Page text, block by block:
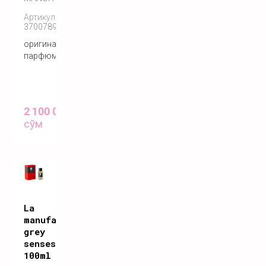
Артикул:
3700789770114
оригинальный
парфюм
2 100 000
сўм
La
manufacture
grey
senses
100ml